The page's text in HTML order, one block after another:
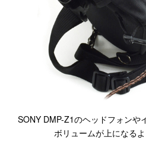
SONY DMP-Z1のヘッドフォンや
ボリュームが上になるよ